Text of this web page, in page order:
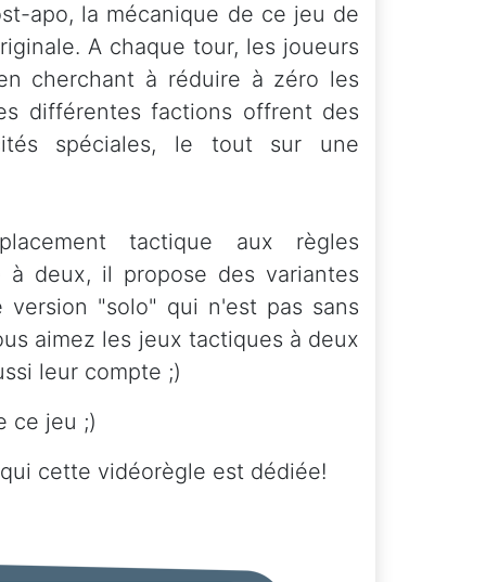
apo, la mécanique de ce jeu de
A chaque tour, les joueurs
cherchant à réduire à zéro les
différentes factions offrent des
spéciales, le tout sur une
tactique aux règles
à deux, il propose des variantes
"solo" qui n'est pas sans
aimez les jeux tactiques à deux
leur compte ;)
ce jeu ;)
cette vidéorègle est dédiée!